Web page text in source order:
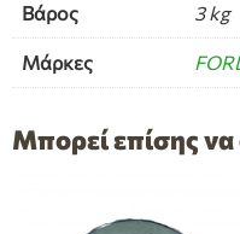
Βάρος 3 kg
Μάρκες
Μπορεί επίσης